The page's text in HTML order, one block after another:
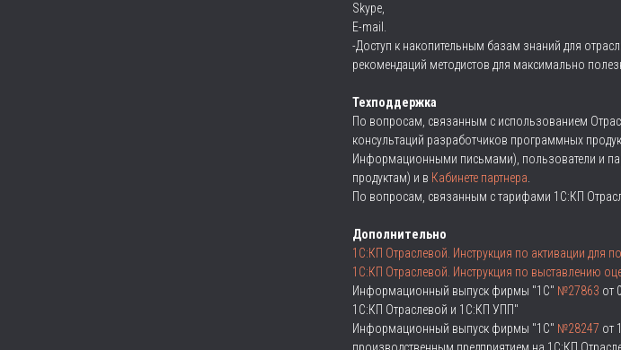
Skype,
E-mail.
-Доступ к накопительным базам знаний для
рекомендаций методистов для максимально
Техподдержка
По вопросам, связанным с использованием
консультаций разработчиков программных
Информационными письмами), пользователи и
продуктам) и в Кабинете партнера
По вопросам, связанным с тарифами 1С:КП
Дополнительно
1С:КП Отраслевой. Инструкция по активации для
1С:КП Отраслевой. Инструкция по выставлению
Информационный выпуск фирмы "1С" №27863 от
1С:КП Отраслевой и 1С:КП УПП"
Информационный выпуск фирмы "1С" №28247 от